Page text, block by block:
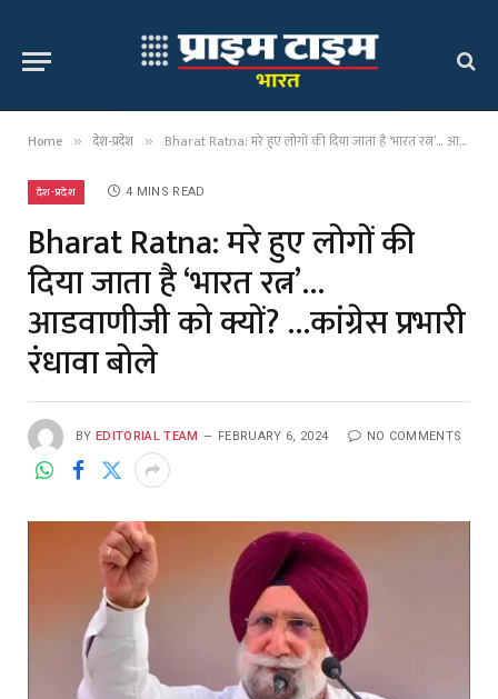
Home » देश-प्रदेश » Bharat Ratna: मरे हुए लोगों की दिया जाता है ‘भारत रत्न’… आडवाणीजी को क्यों? …कांग्रेस प्रभारी रंधावा बोले
देश-प्रदेश 4 MINS READ
Bharat Ratna: मरे हुए लोगों की
दिया जाता है ‘भारत रत्न’…
आडवाणीजी को क्यों? …कांग्रेस प्रभारी
रंधावा बोले
BY EDITORIAL TEAM FEBRUARY 6, 2024 NO COMMENTS